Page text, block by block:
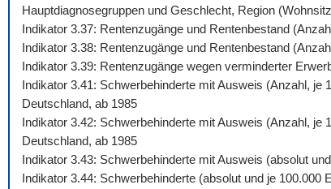
Hauptdiagnosegruppen und Geschlecht, Region
Indikator 3.37: Rentenzugänge und Rentenbestand
Indikator 3.38: Rentenzugänge und Rentenbestand
Indikator 3.39: Rentenzugänge wegen verminderter
Indikator 3.41: Schwerbehinderte mit Ausweis (Anzahl,
Deutschland, ab 1985
Indikator 3.42: Schwerbehinderte mit Ausweis (Anzahl, je
Deutschland, ab 1985
Indikator 3.43: Schwerbehinderte mit Ausweis (absolut
Indikator 3.44: Schwerbehinderte (absolut und je